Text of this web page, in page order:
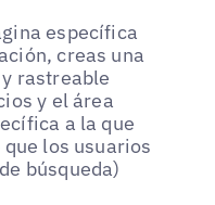
específica
creas una
rastreable
y el área
a la que
los usuarios
búsqueda)